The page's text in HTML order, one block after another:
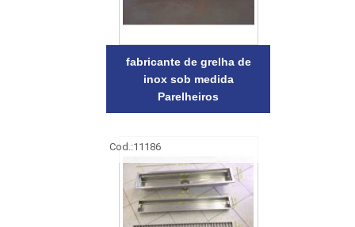
fabricante de grelha de
inox sob medida
Parelheiros
Cod.:11186